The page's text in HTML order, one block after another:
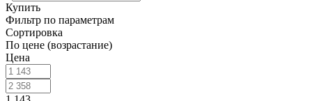
Купить
Фильтр по параметрам
Сортировка
По цене (возрастание)
Цена